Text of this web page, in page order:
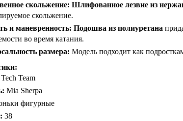
скольжение: Шлифованное лезвие из
скольжение.
и маневренность: Подошва из полиуретана
во время катания.
размера: Модель подходит как
Tech Team
Mia Sherpa
фигурные
38